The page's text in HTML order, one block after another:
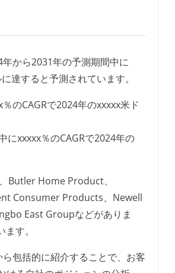
から2031年の予測期間中に
達すると予測されています。
のCAGRで2024年のxxxxx米ド
にxxxxx％のCAGRで2024年の
Butler Home Product、
Consumer Products、Newell
East Groupなどがありま
す。
包括的に紹介することで、お客